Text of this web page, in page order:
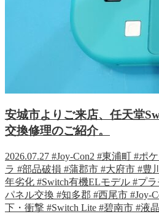
安城市よりご来店、任天堂
交換修理のご紹介。
2026.07.27 #Joy-Con2 #東浦町 #ポ
ラ #部品破損 #蒲郡市 #大府市 #豊
年劣化 #Switch有機ELモデル #プ
パネル交換 #知多郡 #西尾市 #Joy-
下・衝撃 #Switch Lite #碧南市 #液